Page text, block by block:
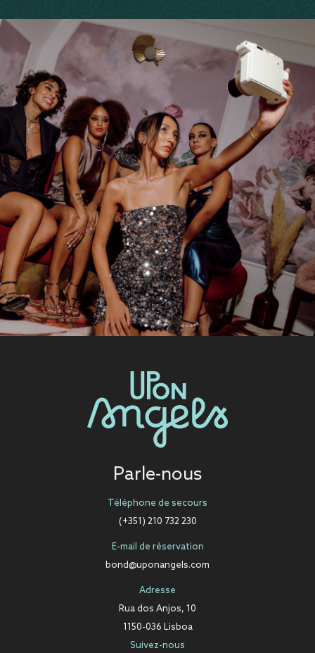
Parle-nous
Téléphone de secours
(+351) 210 732 230
E-mail de réservation
bond@uponangels.com
Adresse
Rua dos Anjos, 10
1150-036 Lisboa
Suivez-nous